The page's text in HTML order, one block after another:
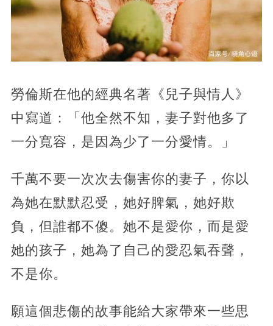
勞倫斯在他的經典名著《兒子與情人》
中寫道：「他全然不知，妻子對他多了
一分寬容，是因為少了一分愛情。」
千萬不要一次次去傷害你的妻子，你以
為她在默默忍受，她好脾氣，她好欺
負，但誰都不傻。她不是愛你，而是愛
她的孩子，她為了自己的愛忍氣吞聲，
不是你。
願這個悲傷的故事能給大家帶來一些思